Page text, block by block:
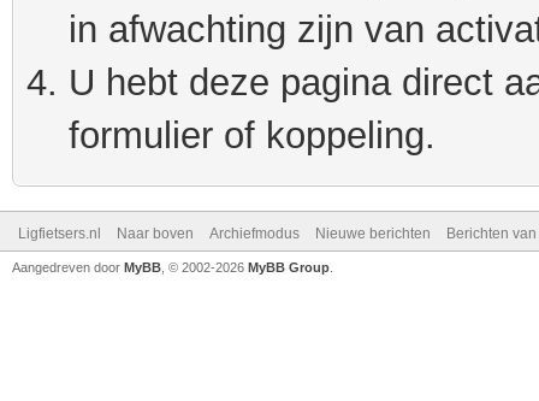
in afwachting zijn van
U hebt deze pagina direct
formulier of koppeling.
Ligfietsers.nl Naar boven Archiefmodus Nieuwe berichten Berichten
Aangedreven door MyBB , © 2002-2026 MyBB Group